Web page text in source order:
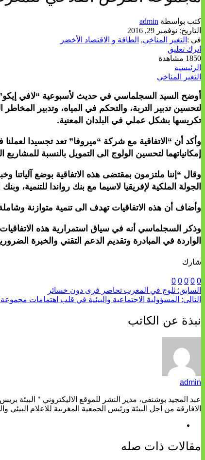
كتب بواسطة admin
التاريخ: نوفمبر 29, 2016
فى : التغير المناخي, الطاقة و الاقتصاد الأخضر
اترك تعليق
1850 مشاهدة
الرئيسيه
التغير المناخي
لتحسين تدبير التربة، والتحكم في المياه، وتدبير
تكريسها بشكل عملي في البلدان المعنية.
وأكد أن “الاتفاقية مع شركة “ميروفا” تعد تجسيدا
إمكانياتهما لتحسين الولوج الى التمويل بالنسبة
وقال “إننا ملتزمون بمقتضى هذه الاتفاقية بوضع آلياتنا
الجولة الملكية لإفريقيا لاسيما مع بنك رواندا للتنمية،
وأضاف أن هذه الاتفاقيات تهدف الى تنمية متوازنة وشاملة
وذكر السجلماسي أنه في سياق استمرارية هذه
الواردة في المبادرة وتقديم الدعم التقني والخبرة
شارك
0
0
0
0
0
السابق: ثلوج في المغرب تحاصر قرى دون خسائر
التالى: المسؤولية الاجتماعية والبيئية في قلب اهتمامات
نبذة عن الكاتب
admin
عبد المجيد بوشنفى، مدير النشر للموقع الاليكتروني " البيئة
الافارقة من اجل البيئة ورئيس الجمعية المغربية للاعلام البيئي
مقالات ذات صله